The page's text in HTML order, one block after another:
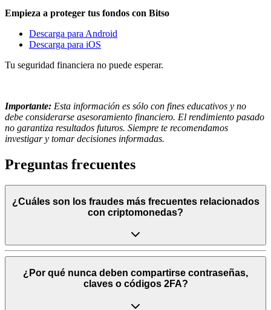
Empieza a proteger tus fondos con Bitso
Descarga para Android
Descarga para iOS
Tu seguridad financiera no puede esperar.
Importante: Esta información es sólo con fines educativos y no
debe considerarse asesoramiento financiero. El rendimiento pasado
no garantiza resultados futuros. Siempre te recomendamos
investigar y tomar decisiones informadas.
Preguntas frecuentes
¿Cuáles son los fraudes más frecuentes relacionados
con criptomonedas?
¿Por qué nunca deben compartirse contraseñas,
claves o códigos 2FA?